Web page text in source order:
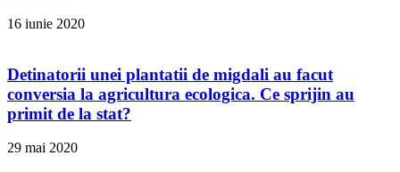
16 iunie 2020
Detinatorii unei plantatii de migdali au facut
conversia la agricultura ecologica. Ce sprijin au
primit de la stat?
29 mai 2020